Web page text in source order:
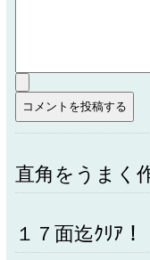
直角をうまく
１７面迄ｸﾘｱ！